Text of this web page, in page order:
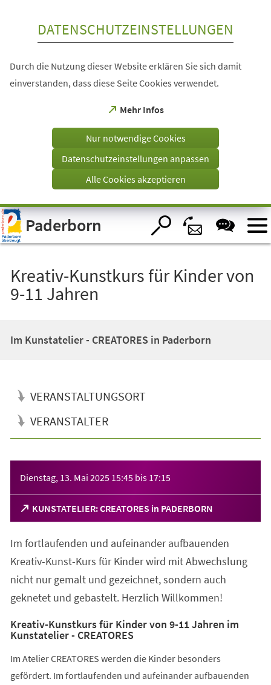
Visuelle
Assistenzsoftware
öffnen.
DATENSCHUTZEINSTELLUNGEN
Durch die Nutzung dieser Website erklären Sie sich damit
einverstanden, dass diese Seite Cookies verwendet.
Mehr Infos
(Öffnet
einem
Tab)
Nur notwendige Cookies
Datenschutzeinstellungen anpassen
Alle Cookies akzeptieren
Paderborn
Kreativ-Kunstkurs für Kinder von
9-11 Jahren
Im Kunstatelier - CREATORES in Paderborn
VERANSTALTUNGSORT
VERANSTALTER
Dienstag, 13. Mai 2025 15:45 bis 17:15
KUNSTATELIER: CREATORES in PADERBORN
(Öffnet
in
neuen
Tab)
Im fortlaufenden und aufeinander aufbauenden
Kreativ-Kunst-Kurs für Kinder wird mit Abwechslung
nicht nur gemalt und gezeichnet, sondern auch
geknetet und gebastelt. Herzlich Willkommen!
Kreativ-Kunstkurs für Kinder von 9-11 Jahren im
Kunstatelier - CREATORES
Im Atelier CREATORES werden die Kinder besonders
gefördert. Im fortlaufenden und aufeinander aufbauenden